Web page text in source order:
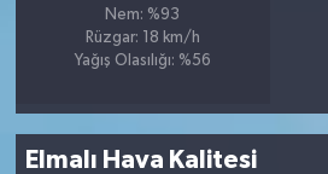
Nem: %93
Rüzgar: 18 km/h
Yağış Olasılığı: %56
Elmalı Hava Kalitesi